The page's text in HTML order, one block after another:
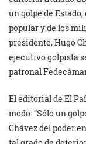
un golpe de
popular y de los
presidente, Hugo
ejecutivo golpista
patronal
El editorial de El
modo: “Sólo un
Chávez del poder